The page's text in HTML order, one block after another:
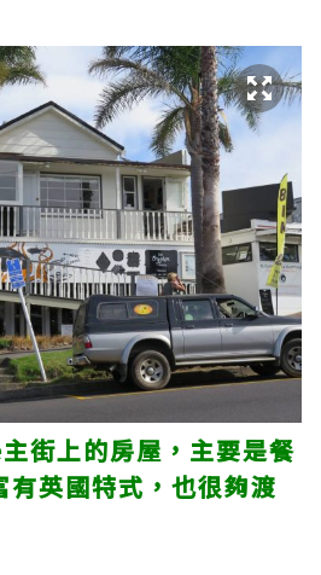
街上的房屋，主要是餐
有英國特式，也很夠渡